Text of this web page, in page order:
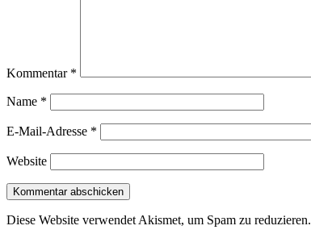
Kommentar *
Name *
E-Mail-Adresse *
Website
Diese Website verwendet Akismet, um Spam zu reduzieren.